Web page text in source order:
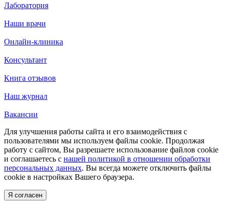
Лаборатория
Наши врачи
Онлайн-клиника
Консультант
Книга отзывов
Наш журнал
Вакансии
Для улучшения работы сайта и его взаимодействия с
пользователями мы используем файлы cookie. Продолжая
работу с сайтом, Вы разрешаете использование файлов cookie
и соглашаетесь с нашей политикой в отношении обработки
персональных данных. Вы всегда можете отключить файлы
cookie в настройках Вашего браузера.
Я согласен